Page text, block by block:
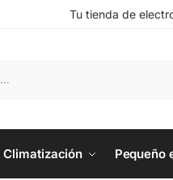
Tu tienda de
Climatización Pequeño